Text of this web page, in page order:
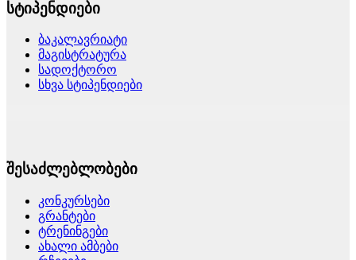
სტიპენდიები
ბაკალავრიატი
მაგისტრატურა
სადოქტორო
სხვა სტიპენდიები
შესაძლებლობები
კონკურსები
გრანტები
ტრენინგები
ახალი ამბები